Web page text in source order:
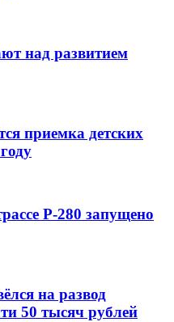
над развитием
приемка детских
Р-280 запущено
на развод
50 тысяч рублей